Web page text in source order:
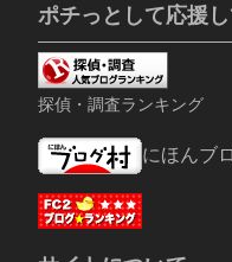
ポチっとして応援
探偵・調査ランキング
にほんブ